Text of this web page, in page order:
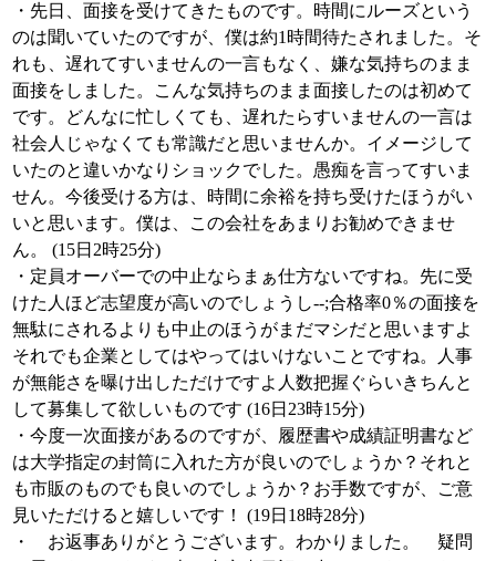
・先日、面接を受けてきたものです。時間にルーズという
のは聞いていたのですが、僕は約1時間待たされました。そ
れも、遅れてすいませんの一言もなく、嫌な気持ちのまま
面接をしました。こんな気持ちのまま面接したのは初めて
です。どんなに忙しくても、遅れたらすいませんの一言は
社会人じゃなくても常識だと思いませんか。イメージして
いたのと違いかなりショックでした。愚痴を言ってすいま
せん。今後受ける方は、時間に余裕を持ち受けたほうがい
いと思います。僕は、この会社をあまりお勧めできませ
ん。 (15日2時25分)
・定員オーバーでの中止ならまぁ仕方ないですね。先に受
けた人ほど志望度が高いのでしょうし--;合格率0％の面接を
無駄にされるよりも中止のほうがまだマシだと思いますよ
それでも企業としてはやってはいけないことですね。人事
が無能さを曝け出しただけですよ人数把握ぐらいきちんと
して募集して欲しいものです (16日23時15分)
・今度一次面接があるのですが、履歴書や成績証明書など
は大学指定の封筒に入れた方が良いのでしょうか？それと
も市販のものでも良いのでしょうか？お手数ですが、ご意
見いただけると嬉しいです！ (19日18時28分)
・ お返事ありがとうございます。わかりました。 疑問